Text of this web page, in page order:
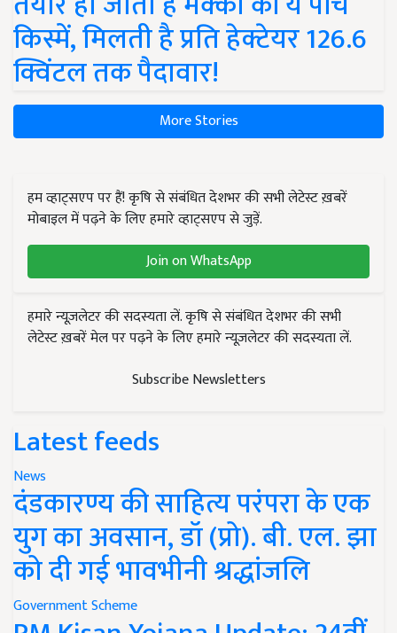
किस्में, मिलती है प्रति हेक्टेयर 126.6
क्विंटल तक पैदावार!
More Stories
हम व्हाट्सएप पर हैं! कृषि से संबंधित देशभर की सभी लेटेस्ट ख़बरें
मोबाइल में पढ़ने के लिए हमारे व्हाट्सएप से जुड़ें.
Join on WhatsApp
हमारे न्यूज़लेटर की सदस्यता लें. कृषि से संबंधित देशभर की सभी
लेटेस्ट ख़बरें मेल पर पढ़ने के लिए हमारे न्यूज़लेटर की सदस्यता लें.
Subscribe Newsletters
Latest feeds
News
दंडकारण्य की साहित्य परंपरा के एक
युग का अवसान, डॉ (प्रो). बी. एल. झा
को दी गई भावभीनी श्रद्धांजलि
Government Scheme